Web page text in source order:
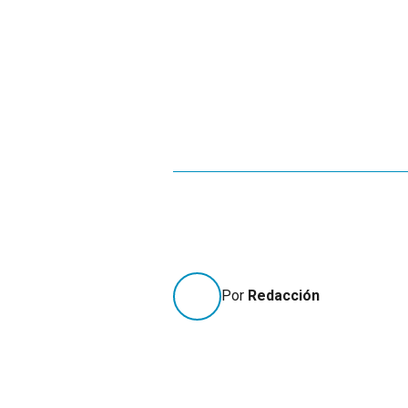
Por Redacción